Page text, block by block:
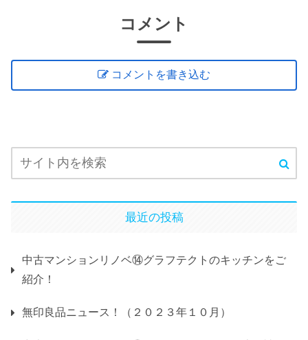
コメント
コメントを書き込む
最近の投稿
中古マンションリノベ⑭グラフテクトのキッチンをご
紹介！
無印良品ニュース！（２０２３年１０月）